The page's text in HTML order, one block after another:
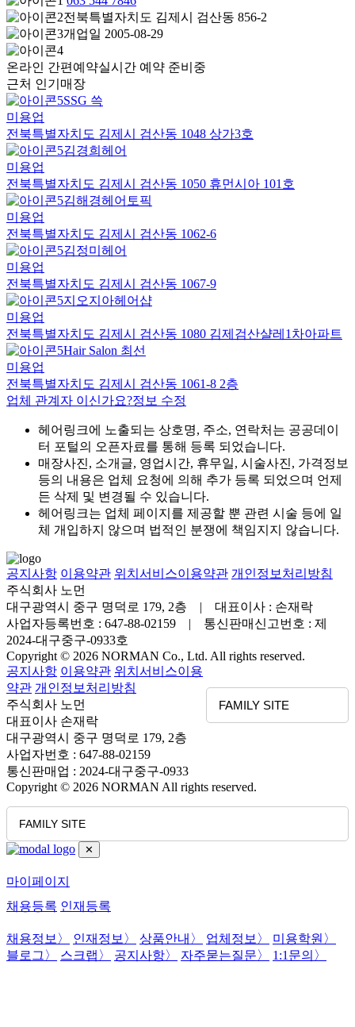
전북특별자치도 김제시 검산동 856-2
개업일 2005-08-29
온라인 간편예약실시간 예약 준비중
근처 인기매장
SSG 쓱
미용업
전북특별자치도 김제시 검산동 1048 상가3호
김경희헤어
미용업
전북특별자치도 김제시 검산동 1050 휴먼시아 101호
김해경헤어토픽
미용업
전북특별자치도 김제시 검산동 1062-6
김정미헤어
미용업
전북특별자치도 김제시 검산동 1067-9
지오지아헤어샵
미용업
전북특별자치도 김제시 검산동 1080 김제검산샬레1차아파트
Hair Salon 최선
미용업
전북특별자치도 김제시 검산동 1061-8 2층
업체 관계자 이신가요?정보 수정
헤어링크에 노출되는 상호명, 주소, 연락처는 공공데이
터 포털의 오픈자료를 통해 등록 되었습니다.
매장사진, 소개글, 영업시간, 휴무일, 시술사진, 가격정보
등의 내용은 업체 요청에 의해 추가 등록 되었으며 언제
든 삭제 및 변경될 수 있습니다.
헤어링크는 업체 페이지를 제공할 뿐 관련 시술 등에 일
체 개입하지 않으며 법적인 분쟁에 책임지지 않습니다.
공지사항 이용약관 위치서비스이용약관 개인정보처리방침
주식회사 노먼
대구광역시 중구 명덕로 179, 2층 | 대표이사 : 손재락
사업자등록번호 : 647-88-02159 | 통신판매신고번호 : 제
2024-대구중구-0933호
Copyright © 2026 NORMAN Co., Ltd. All rights reserved.
FAMILY SITE
공지사항 이용약관 위치서비스이용
약관 개인정보처리방침
주식회사 노먼
대표이사 손재락
대구광역시 중구 명덕로 179, 2층
사업자번호 : 647-88-02159
통신판매업 : 2024-대구중구-0933
Copyright © 2026 NORMAN All rights reserved.
FAMILY SITE
✕
마이페이지
채용등록 인재등록
채용정보 〉 인재정보 〉 상품안내 〉 업체정보 〉 미용학원 〉
블로그 〉 스크랩 〉 공지사항〉 자주묻는질문〉 1:1문의 〉